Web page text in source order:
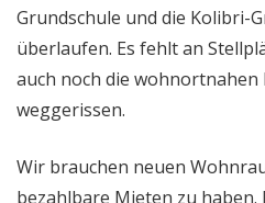
Grundschule und die Kolibri-
überlaufen. Es fehlt an
auch noch die
weggerissen.
Wir brauchen neuen
bezahlbare Mieten zu